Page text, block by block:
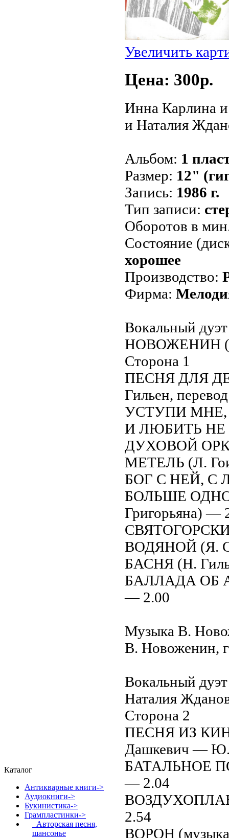
Каталог
Антикварные книги->
Аудиокниги->
Букинистика->
Грампластинки->
Авторская песня,
шансонье
Увеличить
Цена: 300p.
Инна Карлина
и Наталия
Альбом: 1
Размер: 12"
Запись: 1986 г.
Тип записи:
Оборотов в
Состояние
хорошее
Производство:
Фирма:
Вокальный
НОВОЖЕНИН
Сторона 1
ПЕСНЯ ДЛЯ
Гильен,
УСТУПИ МНЕ,
И ЛЮБИТЬ НЕ
ДУХОВОЙ
МЕТЕЛЬ (Л.
БОГ С НЕЙ, С
БОЛЬШЕ
Григорьяна) —
ВОДЯНОЙ (Я.
БАСНЯ (Н.
БАЛЛАДА ОБ
— 2.00
Музыка В.
В. Новоженин,
Вокальный
Наталия
Сторона 2
ПЕСНЯ ИЗ
Дашкевич —
БАТАЛЬНОЕ
— 2.04
2.54
ВОРОН